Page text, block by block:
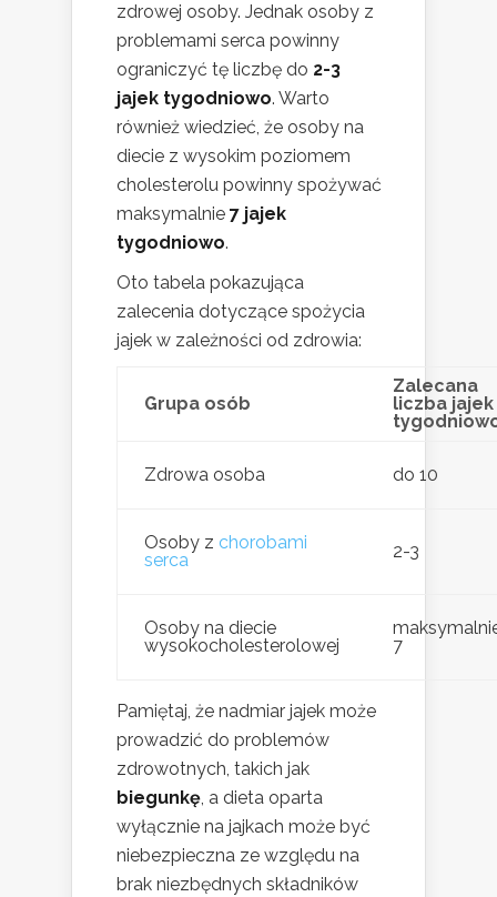
zdrowej osoby. Jednak osoby z
problemami serca powinny
ograniczyć tę liczbę do 2-3
jajek tygodniowo. Warto
również wiedzieć, że osoby na
diecie z wysokim poziomem
cholesterolu powinny spożywać
maksymalnie 7 jajek
tygodniowo.
Oto tabela pokazująca
zalecenia dotyczące spożycia
jajek w zależności od zdrowia:
Grupa osób
Zalecana
liczba jajek
Zdrowa osoba do 10
Osoby z chorobami
serca
2-3
Osoby na diecie
wysokocholesterolowej
7
Pamiętaj, że nadmiar jajek może
prowadzić do problemów
zdrowotnych, takich jak
biegunkę, a dieta oparta
wyłącznie na jajkach może być
niebezpieczna ze względu na
brak niezbędnych składników